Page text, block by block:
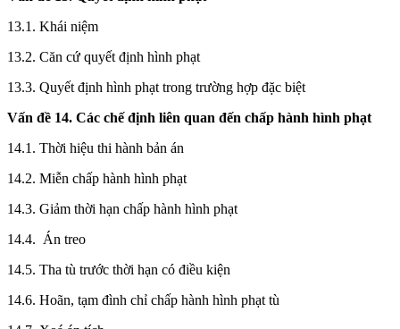
13.1. Khái niệm
13.2. Căn cứ quyết định hình phạt
13.3. Quyết định hình phạt trong trường hợp đặc biệt
Vấn đề 14. Các chế định liên quan đến chấp hành hình phạt
14.1. Thời hiệu thi hành bản án
14.2. Miễn chấp hành hình phạt
14.3. Giảm thời hạn chấp hành hình phạt
14.4. Án treo
14.5. Tha tù trước thời hạn có điều kiện
14.6. Hoãn, tạm đình chỉ chấp hành hình phạt tù